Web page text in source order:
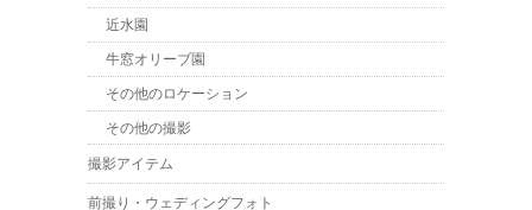
近水園
牛窓オリーブ園
その他のロケーション
その他の撮影
撮影アイテム
前撮り・ウェディングフォト